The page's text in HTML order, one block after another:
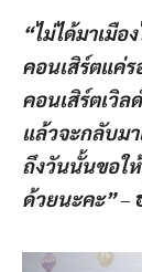
“ไม่ได้มาเมื
คอนเสิร์ตแค่ร
คอนเสิร์ตเวิ
แล้วจะกลับม
ถึงวันนั้นขอใ
ด้วยนะคะ”–